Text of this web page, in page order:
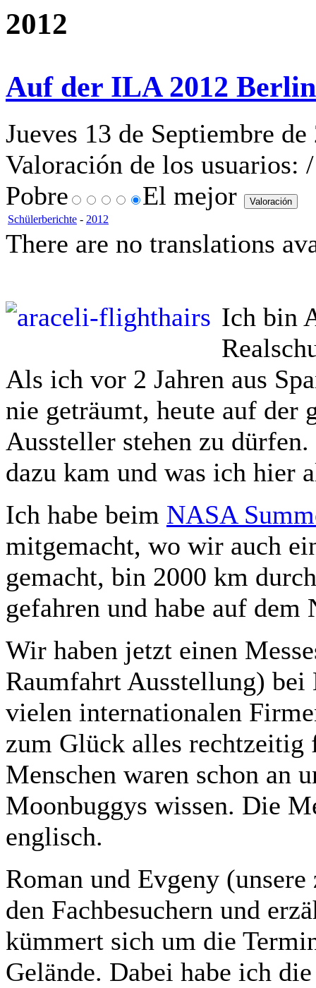
2012
Auf der ILA 2012
Jueves 13 de Septiembre
Valoración de los usuarios:
Pobre
El mejor
Schülerberichte - 2012
There are no translations
Ich bin
Als ich vor 2 Jahren aus
nie geträumt, heute auf der
Aussteller stehen zu
dazu kam und was ich hier
Ich habe beim NASA
mitgemacht, wo wir auch
gemacht, bin 2000 km
gefahren und habe auf
Wir haben jetzt einen
Raumfahrt Ausstellung)
vielen internationalen
zum Glück alles rechtzeitig
Menschen waren schon an
Moonbuggys wissen. Die
englisch.
Roman und Evgeny
den Fachbesuchern und
kümmert sich um die
Gelände. Dabei habe ich